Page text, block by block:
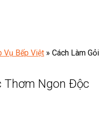
Vụ Bếp Việt » Cách Làm Gỏi
Thơm Ngon Độc